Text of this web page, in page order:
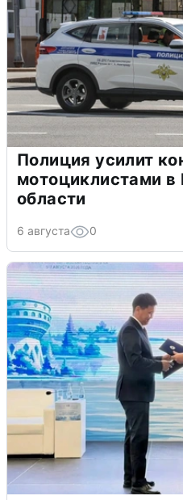
Полиция усилит
мотоциклистами
области
6 августа 0